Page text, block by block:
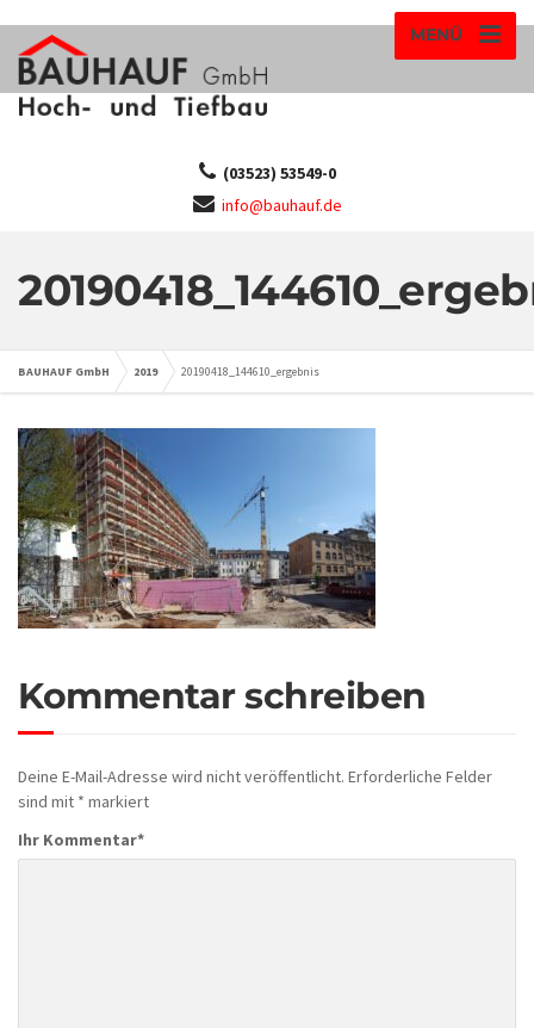
MENÜ
(03523) 53549-0
info@bauhauf.de
BAUHAUF GmbH 2019 20190418_144610_ergebnis
Kommentar schreiben
Deine E-Mail-Adresse wird nicht veröffentlicht. Erforderliche Felder
sind mit * markiert
Ihr Kommentar*